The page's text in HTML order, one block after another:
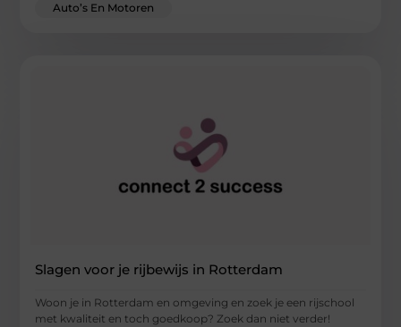
Auto’s En Motoren
Slagen voor je rijbewijs in Rotterdam
Woon je in Rotterdam en omgeving en zoek je een rijschool
met kwaliteit en toch goedkoop? Zoek dan niet verder!